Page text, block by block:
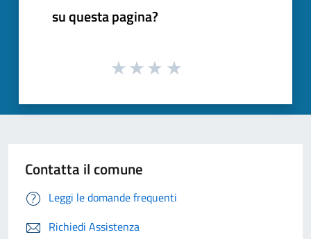
su questa pagina?
Contatta il comune
Leggi le domande frequenti
Richiedi Assistenza